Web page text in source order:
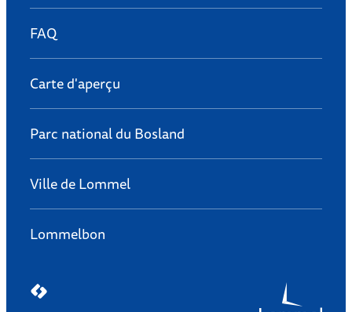
FAQ
Carte d'aperçu
Parc national du Bosland
Ville de Lommel
Lommelbon
LCP nv 2026 ©